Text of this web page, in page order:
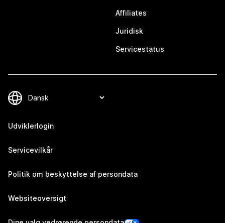
Affiliates
Juridisk
Servicestatus
Udviklerlogin
Servicevilkår
Politik om beskyttelse af persondata
Websiteoversigt